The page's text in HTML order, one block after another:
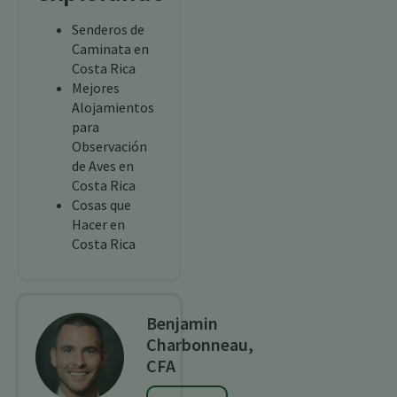
Senderos de
Caminata en
Costa Rica
Mejores
Alojamientos
para
Observación
de Aves en
Costa Rica
Cosas que
Hacer en
Costa Rica
Benjamin
Charbonneau,
CFA